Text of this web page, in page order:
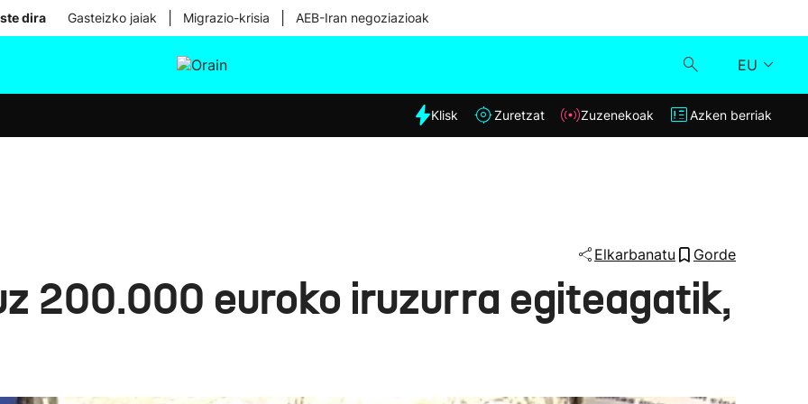
dira Gasteizko jaiak Migrazio-krisia AEB-Iran negoziazioak
EU
Eguraldia
Klisk
Azken berriak
Klisk Zuretzat Zuzenekoak Azken berriak
Elkarbanatu Gorde
200.000 euroko iruzurra egiteagatik,